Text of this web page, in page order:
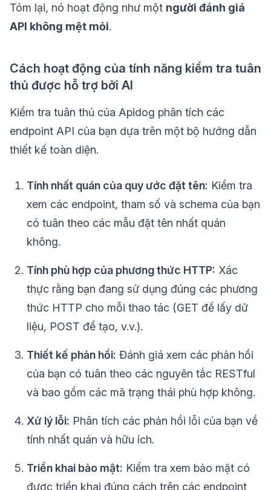
Tóm lại, nó hoạt động như một người đánh giá
API không mệt mỏi.
Cách hoạt động của tính năng kiểm tra tuân
thủ được hỗ trợ bởi AI
Kiểm tra tuân thủ của Apidog phân tích các
endpoint API của bạn dựa trên một bộ hướng dẫn
thiết kế toàn diện.
Tính nhất quán của quy ước đặt tên: Kiểm tra
xem các endpoint, tham số và schema của bạn
có tuân theo các mẫu đặt tên nhất quán
không.
Tính phù hợp của phương thức HTTP: Xác
thực rằng bạn đang sử dụng đúng các phương
thức HTTP cho mỗi thao tác (GET để lấy dữ
liệu, POST để tạo, v.v.).
Thiết kế phản hồi: Đánh giá xem các phản hồi
của bạn có tuân theo các nguyên tắc RESTful
và bao gồm các mã trạng thái phù hợp không.
Xử lý lỗi: Phân tích các phản hồi lỗi của bạn về
tính nhất quán và hữu ích.
Triển khai bảo mật: Kiểm tra xem bảo mật có
được triển khai đúng cách trên các endpoint